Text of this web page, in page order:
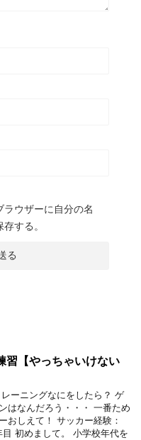
ウザーに自分の名
する。
習【やっちゃいけない
ーニングなにをしたら？ ゲ
はなんだろう・・・ 一番ため
おしえて！ サッカー経験：
初めまして。 小学校年代を